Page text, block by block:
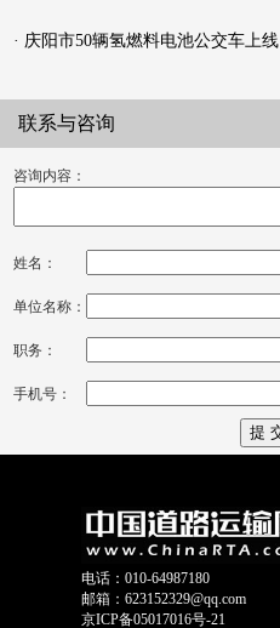
· 庆阳市50辆氢燃料电池公交车上线
联系与咨询
咨询内容：
姓名：
单位名称：
职务：
手机号：
电话：010-64987180
邮箱：623152329@qq.com
京ICP备05017016号-21